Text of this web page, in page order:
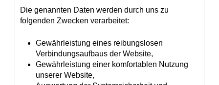
Die genannten Daten werden durch uns zu
folgenden Zwecken verarbeitet:
Gewährleistung eines reibungslosen
Verbindungsaufbaus der Website,
Gewährleistung einer komfortablen Nutzung
unserer Website,